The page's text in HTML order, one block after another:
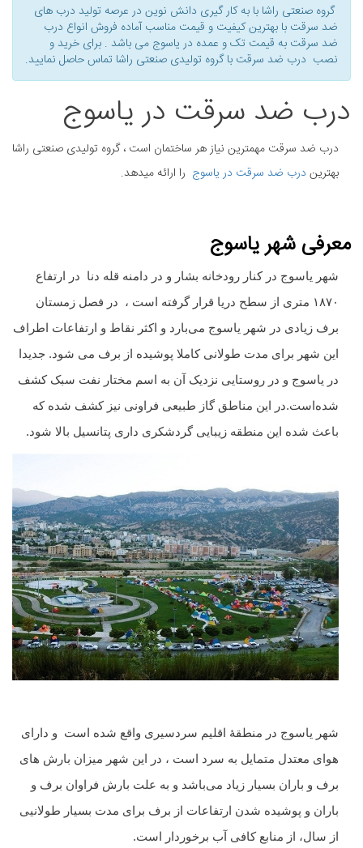
گروه صنعتی راشا با به کار گیری دانش نوین در عرصه تولید درب های
ضد سرقت با بهترین کیفیت و قیمت مناسب آماده فروش انواع درب
ضد سرقت به قیمت تک و عمده در یاسوج می باشد . برای خرید و
نصب درب ضد سرقت با گروه تولیدی صنعتی راشا تماس حاصل نمایید.
درب ضد سرقت در یاسوج
درب ضد سرقت مهمترین نیاز هر ساختمان است ، گروه تولیدی صنعتی راشا
بهترین درب ضد سرقت در یاسوج را ارائه میدهد.
معرفی شهر یاسوج
شهر یاسوج در کنار رودخانه بشار و در دامنه قله دنا در ارتفاع
۱۸۷۰ متری از سطح دریا قرار گرفته است ، در فصل زمستان
برف زیادی در شهر یاسوج می‌بارد و اکثر نقاط و ارتفاعات اطراف
این شهر برای مدت طولانی کاملا پوشیده از برف می شود. جدیدا
در یاسوج و در روستایی نزدیک آن به اسم مختار نفت سبک کشف
شده‌است.در این مناطق گاز طبیعی فراونی نیز کشف شده‌ که
باعث شده این منطقه زیبایی گردشکری داری پتانسیل بالا شود.
شهر یاسوج در منطقهٔ اقلیم سردسیری واقع شده است و دارای
هوای معتدل متمایل به سرد است ، در این شهر میزان بارش های
برف و باران بسیار زیاد می‌باشد و به علت بارش فراوان برف و
باران و پوشیده شدن ارتفاعات از برف برای مدت بسیار طولانیی
از سال، از منابع کافی آب برخوردار است.